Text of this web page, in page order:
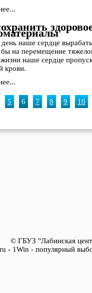
наше сердце
бы на перемещение
наше сердце
крови.
5 6 7 8 9 10
© ГБУЗ "Лабинская
- 1Win - популярный